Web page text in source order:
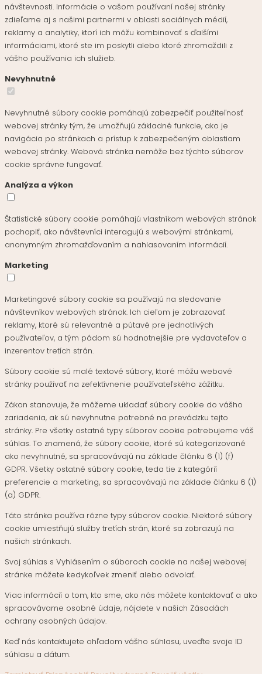
návštevnosti. Informácie o vašom používaní našej stránky
zdieľame aj s našimi partnermi v oblasti sociálnych médií,
reklamy a analytiky, ktorí ich môžu kombinovať s ďalšími
informáciami, ktoré ste im poskytli alebo ktoré zhromaždili z
vášho používania ich služieb.
Nevyhnutné
Nevyhnutné súbory cookie pomáhajú zabezpečiť použiteľnosť
webovej stránky tým, že umožňujú základné funkcie, ako je
navigácia po stránkach a prístup k zabezpečeným oblastiam
webovej stránky. Webová stránka nemôže bez týchto súborov
cookie správne fungovať.
Analýza a výkon
Štatistické súbory cookie pomáhajú vlastníkom webových stránok
pochopiť, ako návštevníci interagujú s webovými stránkami,
anonymným zhromažďovaním a nahlasovaním informácií.
Marketing
Marketingové súbory cookie sa používajú na sledovanie
návštevníkov webových stránok. Ich cieľom je zobrazovať
reklamy, ktoré sú relevantné a pútavé pre jednotlivých
používateľov, a tým pádom sú hodnotnejšie pre vydavateľov a
inzerentov tretích strán.
Súbory cookie sú malé textové súbory, ktoré môžu webové
stránky používať na zefektívnenie používateľského zážitku.
Zákon stanovuje, že môžeme ukladať súbory cookie do vášho
zariadenia, ak sú nevyhnutne potrebné na prevádzku tejto
stránky. Pre všetky ostatné typy súborov cookie potrebujeme váš
súhlas. To znamená, že súbory cookie, ktoré sú kategorizované
ako nevyhnutné, sa spracovávajú na základe článku 6 (1) (f)
GDPR. Všetky ostatné súbory cookie, teda tie z kategórií
preferencie a marketing, sa spracovávajú na základe článku 6 (1)
(a) GDPR.
Táto stránka používa rôzne typy súborov cookie. Niektoré súbory
cookie umiestňujú služby tretích strán, ktoré sa zobrazujú na
našich stránkach.
Svoj súhlas s Vyhlásením o súboroch cookie na našej webovej
stránke môžete kedykoľvek zmeniť alebo odvolať.
Viac informácií o tom, kto sme, ako nás môžete kontaktovať a ako
spracovávame osobné údaje, nájdete v našich Zásadách
ochrany osobných údajov.
Keď nás kontaktujete ohľadom vášho súhlasu, uveďte svoje ID
súhlasu a dátum.